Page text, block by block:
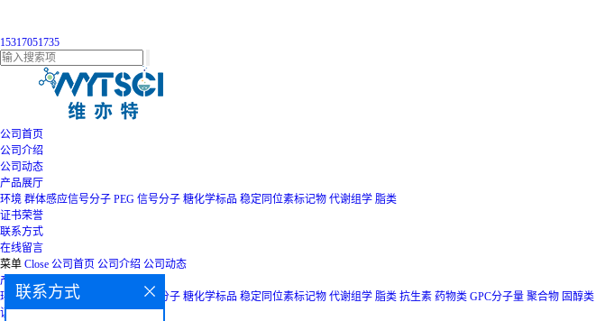
15317051735
公司首页
公司介绍
公司动态
产品展厅
环境 群体感应信号分子 PEG 信号分子 糖化学标品 稳定同位素标记物 代谢组学 脂类
证书荣誉
联系方式
在线留言
菜单 Close 公司首页 公司介绍 公司动态
产品展厅
环境 群体感应信号分子 信号分子 糖化学标品 稳定同位素标记物 代谢组学 脂类 抗生素 药物类 GPC分子量 聚合物 固醇类
证书荣誉 联系方式 在线留言
联系方式